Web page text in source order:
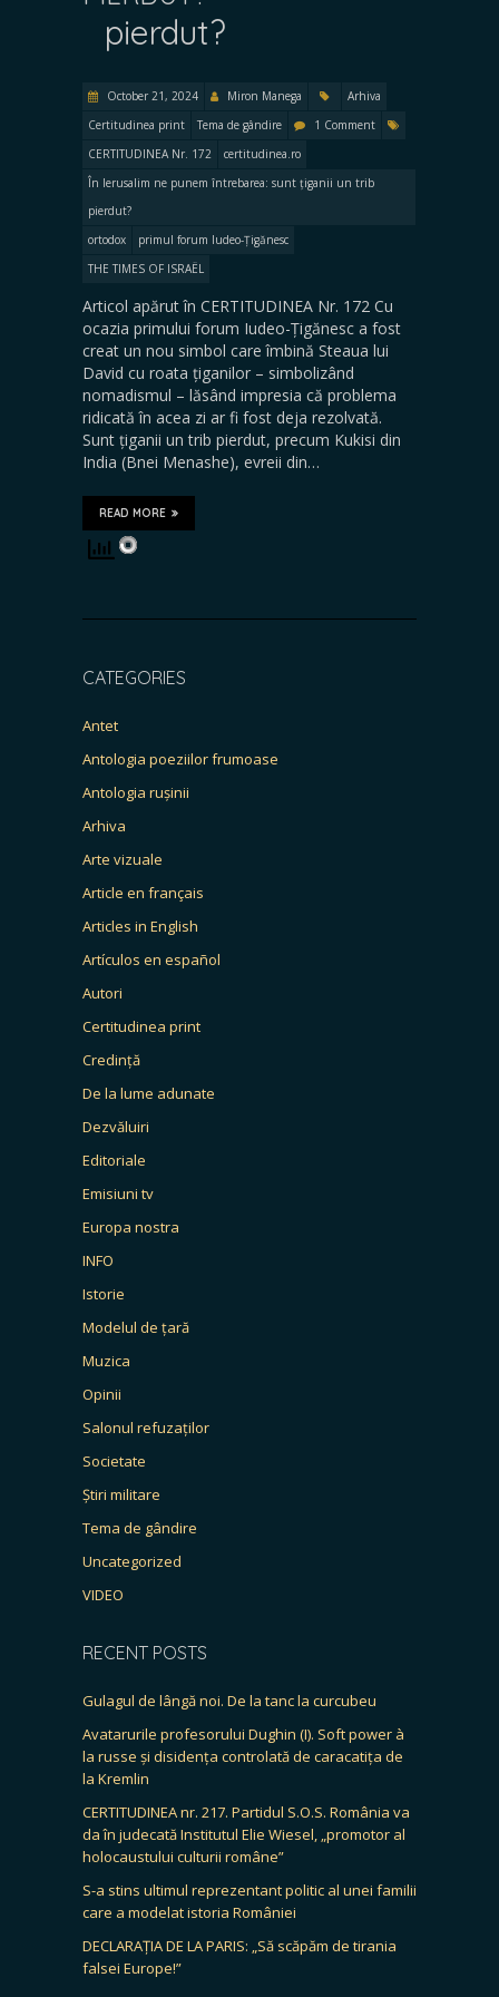
pierdut?
October 21, 2024 Miron Manega
Arhiva
Certitudinea print
Tema de gândire
1 Comment
CERTITUDINEA Nr. 172
certitudinea.ro
În Ierusalim ne punem întrebarea: sunt țiganii un trib
pierdut?
ortodox
primul forum Iudeo-Țigănesc
THE TIMES OF ISRAËL
Articol apărut în CERTITUDINEA Nr. 172 Cu
ocazia primului forum Iudeo-Țigănesc a fost
creat un nou simbol care îmbină Steaua lui
David cu roata țiganilor – simbolizând
nomadismul – lăsând impresia că problema
ridicată în acea zi ar fi fost deja rezolvată.
Sunt țiganii un trib pierdut, precum Kukisi din
India (Bnei Menashe), evreii din…
READ MORE
CATEGORIES
Antet
Antologia poeziilor frumoase
Antologia rușinii
Arhiva
Arte vizuale
Article en français
Articles in English
Artículos en español
Autori
Certitudinea print
Credință
De la lume adunate
Dezvăluiri
Editoriale
Emisiuni tv
Europa nostra
INFO
Istorie
Modelul de țară
Muzica
Opinii
Salonul refuzaților
Societate
Știri militare
Tema de gândire
Uncategorized
VIDEO
RECENT POSTS
Gulagul de lângă noi. De la tanc la curcubeu
Avatarurile profesorului Dughin (I). Soft power à
la russe și disidența controlată de caracatița de
la Kremlin
CERTITUDINEA nr. 217. Partidul S.O.S. România va
da în judecată Institutul Elie Wiesel, „promotor al
holocaustului culturii române”
S-a stins ultimul reprezentant politic al unei familii
care a modelat istoria României
DECLARAȚIA DE LA PARIS: „Să scăpăm de tirania
falsei Europe!”